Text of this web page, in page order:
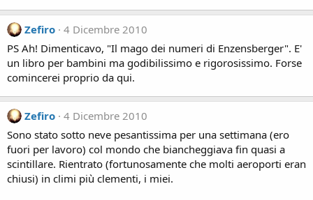
Zefiro 4 Dicembre 2010
PS Ah! Dimenticavo, "Il mago dei numeri di Enzensberger". E'
un libro per bambini ma godibilissimo e rigorosissimo. Forse
comincerei proprio da qui.
Zefiro 4 Dicembre 2010
Sono stato sotto neve pesantissima per una settimana (ero
fuori per lavoro) col mondo che biancheggiava fin quasi a
scintillare. Rientrato (fortunosamente che molti aeroporti eran
chiusi) in climi più clementi, i miei.